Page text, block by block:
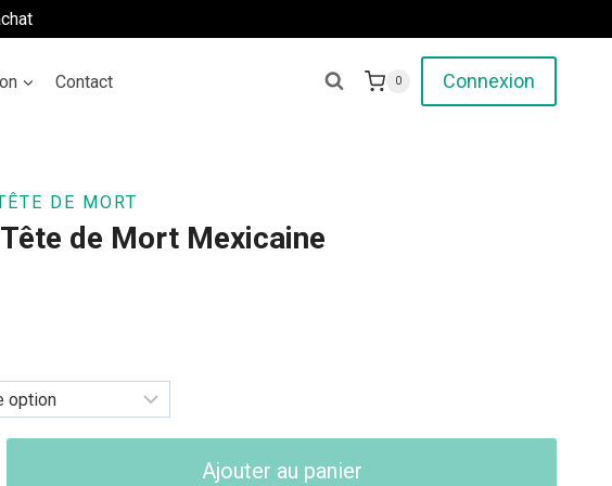
Contact 0 Connexion
DE MORT
de Mort Mexicaine
Ajouter au panier